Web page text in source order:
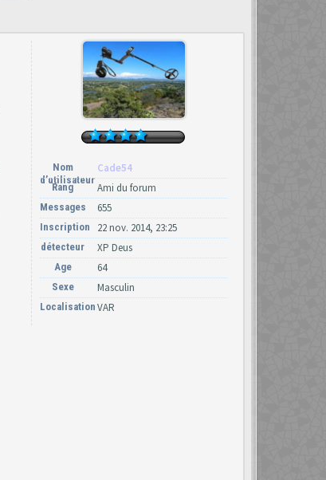
Nom
d’utilisateur
Cade54
Rang Ami du forum
Messages 655
Inscription 22 nov. 2014, 23:25
détecteur XP Deus
Age 64
Sexe Masculin
Localisation VAR